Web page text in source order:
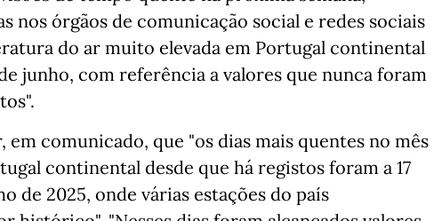
nos órgãos de comunicação social e redes sociais
do ar muito elevada em Portugal continental
junho, com referência a valores que nunca foram
comunicado, que "os dias mais quentes no mês
continental desde que há registos foram a 17
de 2025, onde várias estações do país